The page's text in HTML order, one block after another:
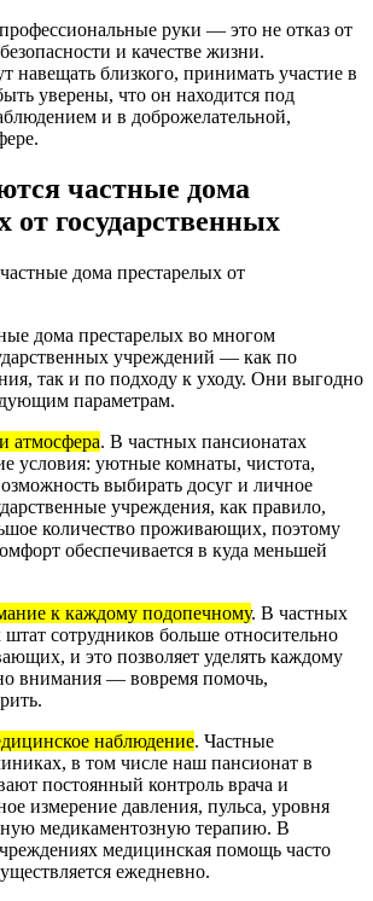
руки — это не отказ от
и качестве жизни.
навещать близкого, принимать участие в
уверены, что он находится под
и в доброжелательной,
частные дома
от государственных
дома престарелых во многом
учреждений — как по
так и по подходу к уходу. Они выгодно
параметрам.
атмосфера. В частных пансионатах
условия: уютные комнаты, чистота,
выбирать досуг и личное
учреждения, как правило,
количество проживающих, поэтому
обеспечивается в куда меньшей
к каждому подопечному. В частных
сотрудников больше относительно
и это позволяет уделять каждому
внимания — вовремя помочь,
наблюдение. Частные
в том числе наш пансионат в
постоянный контроль врача и
измерение давления, пульса, уровня
медикаментозную терапию. В
медицинская помощь часто
ежедневно.